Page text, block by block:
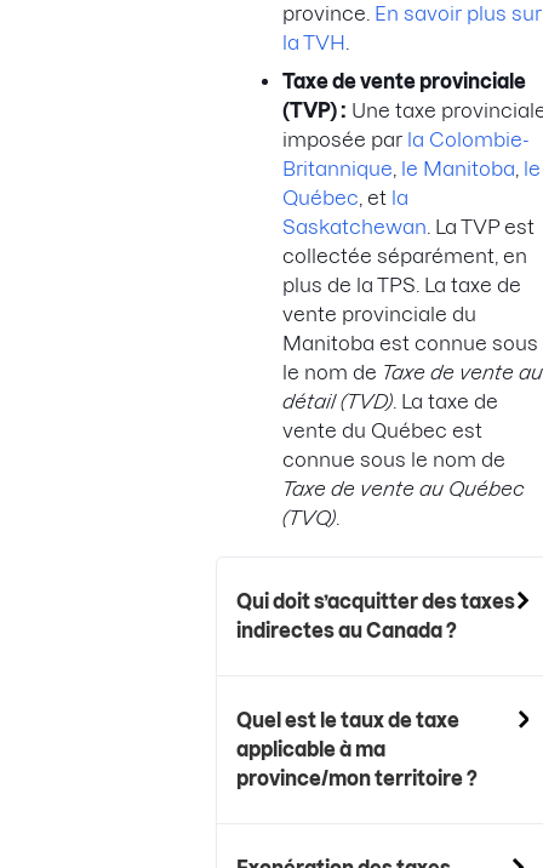
province. En savoir plus sur
la TVH
Taxe de vente provinciale
(TVP) : Une taxe
imposée par la Colombie-
Britannique le Manitoba le
Québec , et la
Saskatchewan . La TVP est
collectée séparément, en
plus de la TPS. La taxe de
vente provinciale du
Manitoba est connue sous
le nom de Taxe de vente au
détail (TVD) . La taxe de
vente du Québec est
connue sous le nom de
Taxe de vente au Québec
(TVQ)
Qui doit s’acquitter des taxes
indirectes au Canada ?
Quel est le taux de taxe
applicable à ma
province/mon territoire ?